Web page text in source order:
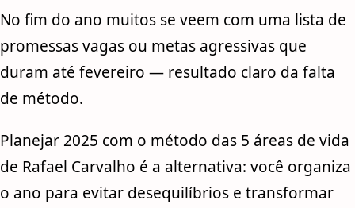
No fim do ano muitos se veem com uma lista de
promessas vagas ou metas agressivas que
duram até fevereiro — resultado claro da falta
de método.
Planejar 2025 com o método das 5 áreas de vida
de Rafael Carvalho é a alternativa: você organiza
o ano para evitar desequilíbrios e transformar